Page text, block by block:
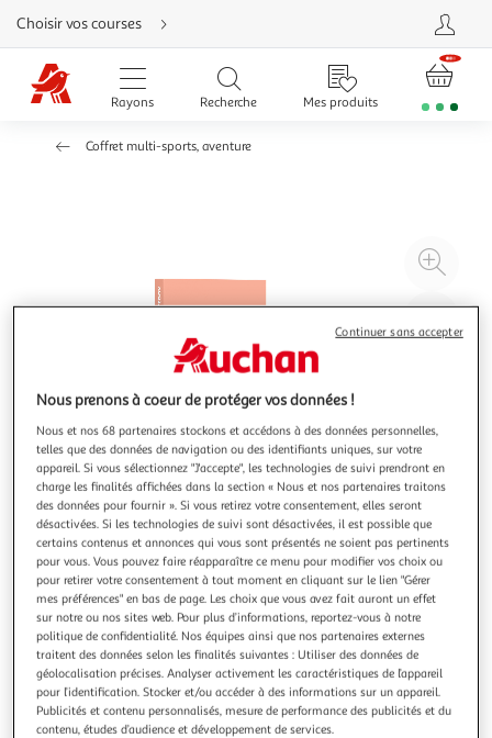
Aller
directement
au
contenu
Aller
directement
Aller
d'aide
Choisir vos courses
Rayons Recherche Mes produits
Coffret multi-sports, aventure
à
Illustration
précédente
Illustration
suivante
SMARTBOX
Vol en montgolfière pour 2 au-dessus du château de
Chenonceau - Coffret Cadeau Sport & Aventure
Vol en montgolfière pour 2 au-dessus du château de
Chenonceau
En savoir +
Nous prenons à coeur de protéger vos données !
Nous et nos 68 partenaires stockons et accédons à des données personnelles,
telles que des données de navigation ou des identifiants uniques, sur votre
appareil. Si vous sélectionnez "J'accepte", les technologies de suivi prendront en
charge les finalités affichées dans la section « Nous et nos partenaires traitons
des données pour fournir ». Si vous retirez votre consentement, elles seront
désactivées. Si les technologies de suivi sont désactivées, il est possible que
certains contenus et annonces qui vous sont présentés ne soient pas pertinents
pour vous. Vous pouvez faire réapparaître ce menu pour modifier vos choix ou
pour retirer votre consentement à tout moment en cliquant sur le lien "Gérer
mes préférences" en bas de page. Les choix que vous avez fait auront un effet
sur notre ou nos sites web. Pour plus d’informations, reportez-vous à notre
politique de confidentialité. Nos équipes ainsi que nos partenaires externes
traitent des données selon les finalités suivantes : Utiliser des données de
géolocalisation précises. Analyser activement les caractéristiques de l’appareil
pour l’identification. Stocker et/ou accéder à des informations sur un appareil.
Publicités et contenu personnalisés, mesure de performance des publicités et du
contenu, études d’audience et développement de services.
Continuer sans accepter